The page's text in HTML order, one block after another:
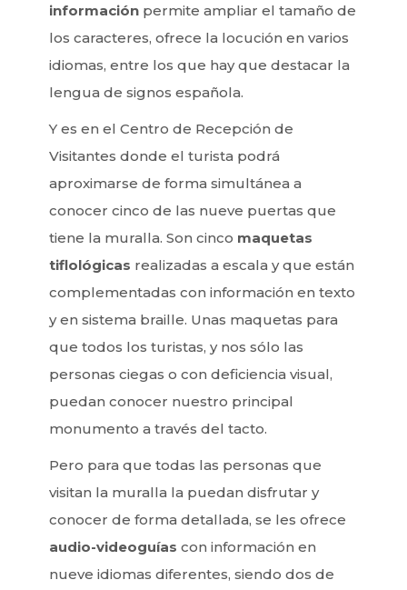
información permite ampliar el tamaño de
los caracteres, ofrece la locución en varios
idiomas, entre los que hay que destacar la
lengua de signos española.
Y es en el Centro de Recepción de
Visitantes donde el turista podrá
aproximarse de forma simultánea a
conocer cinco de las nueve puertas que
tiene la muralla. Son cinco maquetas
tiflológicas realizadas a escala y que están
complementadas con información en texto
y en sistema braille. Unas maquetas para
que todos los turistas, y nos sólo las
personas ciegas o con deficiencia visual,
puedan conocer nuestro principal
monumento a través del tacto.
Pero para que todas las personas que
visitan la muralla la puedan disfrutar y
conocer de forma detallada, se les ofrece
audio-videoguías con información en
nueve idiomas diferentes, siendo dos de